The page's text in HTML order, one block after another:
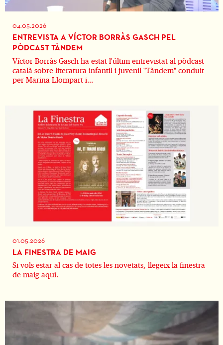
04.05.2026
ENTREVISTA A VÍCTOR BORRÀS GASCH PEL
PÒDCAST TÀNDEM
Víctor Borràs Gasch ha estat l'últim entrevistat al pòdcast
català sobre literatura infantil i juvenil "Tàndem" conduit
per Marina Llompart i...
01.05.2026
LA FINESTRA DE MAIG
Si vols estar al cas de totes les novetats, llegeix la finestra
de maig aquí.